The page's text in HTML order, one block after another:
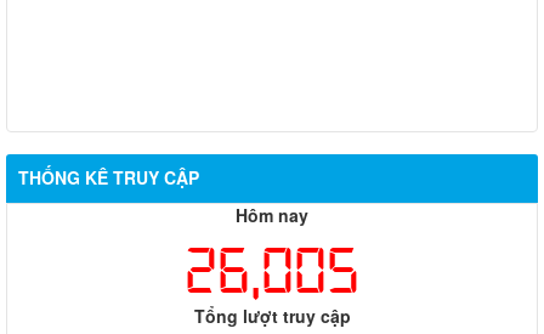
THỐNG KÊ TRUY CẬP
Hôm nay
26,005
Tổng lượt truy cập